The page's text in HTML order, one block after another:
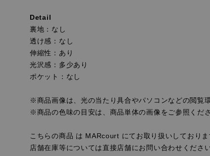
Detail
裏地：なし
透け感：なし
伸縮性：あり
光沢感：多少あり
ポケット：なし
※商品画像は、光の当たり具合やパソコンなどの閲覧
※商品の色味の目安は、商品単体の画像をご参照くださ
こちらの商品 は MARcourt にてお取り扱いしておりま
店舗在庫等については直接店舗にお問い合わせください